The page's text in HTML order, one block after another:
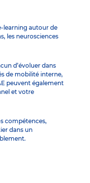
learning autour de
les neurosciences
d’évoluer dans
de mobilité interne,
peuvent également
et votre
compétences,
dans un